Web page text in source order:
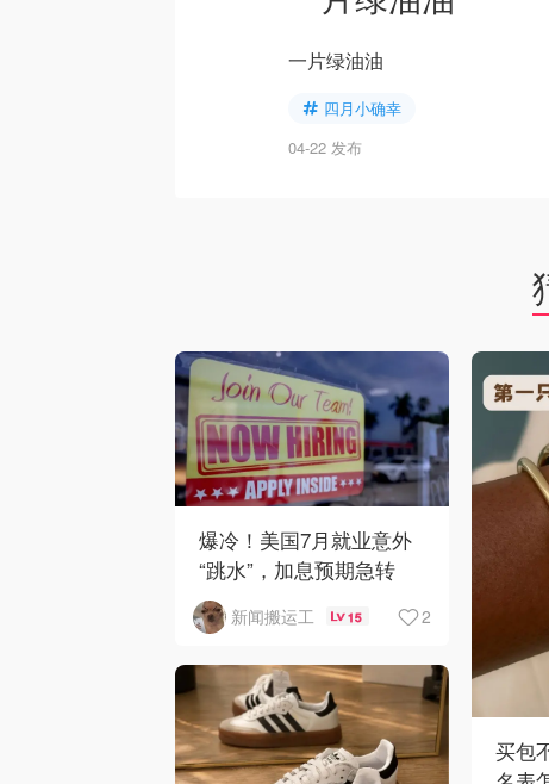
一片绿油油
四月小确幸
04-22 发布
爆冷！美国7月就业意外
“跳水”，加息预期急转
弯！
新闻搬运工 15 2
买包